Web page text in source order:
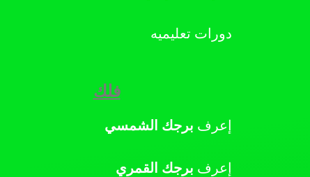
دورات تعليميه
فلك
إعرف برجك الشمسي
إعرف برجك القمري